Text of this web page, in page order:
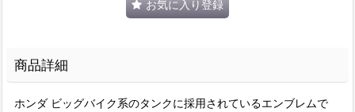
お気に入り登録
商品詳細
ホンダ ビッグバイク系のタンクに採用されているエンブレムで